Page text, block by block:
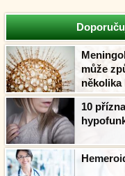
může
několika
10